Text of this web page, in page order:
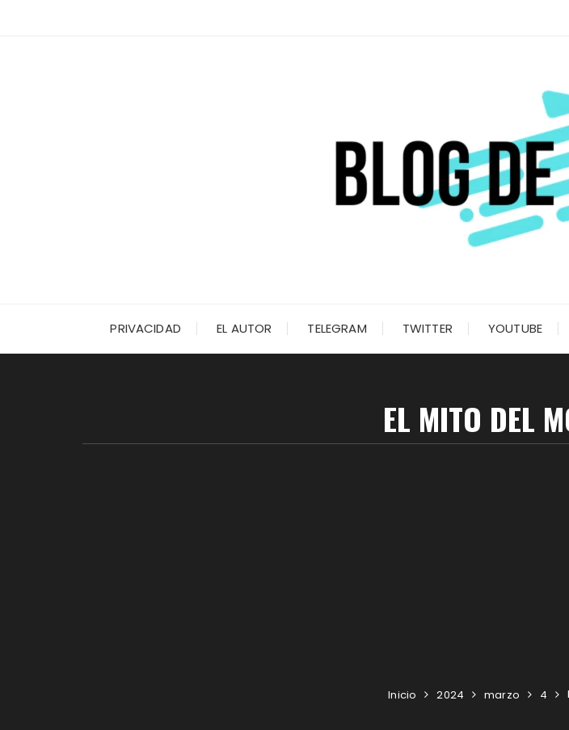
PRIVACIDAD EL AUTOR TELEGRAM TWITTER YOUTUBE
EL MITO DEL
Inicio 2024 marzo 4